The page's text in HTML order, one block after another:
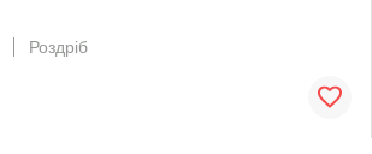
Роздріб